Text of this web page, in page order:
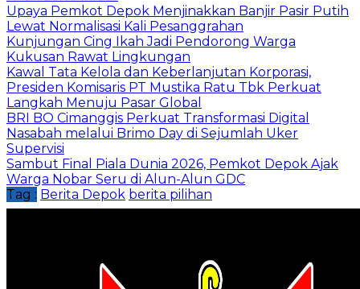
Upaya Pemkot Depok Menjinakkan Banjir Pasir Putih
Lewat Normalisasi Kali Pesanggrahan
Kunjungan Cing Ikah Jadi Pendorong Warga
Kukusan Rawat Lingkungan
Kawal Tata Kelola dan Keberlanjutan Korporasi,
Presiden Komisaris PT Mustika Ratu Tbk Perkuat
Langkah Menuju Pasar Global
BRI BO Cimanggis Perkuat Transformasi Digital
Nasabah melalui Brimo Day di Sejumlah Uker
Supervisi
Sambut Final Piala Dunia 2026, Pemkot Depok Ajak
Warga Nobar Seru di Alun-Alun GDC
Tag : Berita Depok berita pilihan